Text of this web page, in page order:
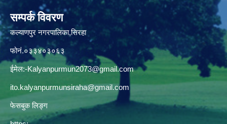
सम्पर्क विवरण
कल्याणपुर नगरपालिका,सिरहा
फोनं.०३३४०३०६३
ईमेल:-Kalyanpurmun2073@gmail.com
ito.kalyanpurmunsiraha@gmail.com
फेसबुक लिङ्ग